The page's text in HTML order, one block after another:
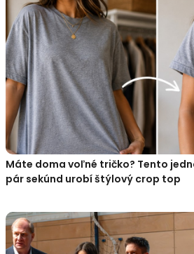
Máte doma voľné tričko? Tento
pár sekúnd urobí štýlový crop top